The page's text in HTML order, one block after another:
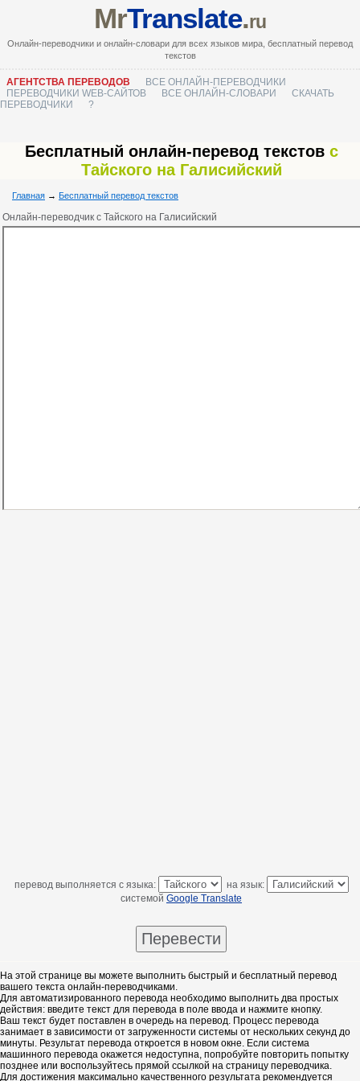
MrTranslate.ru
Онлайн-переводчики и онлайн-словари для всех языков мира, бесплатный перевод
текстов
АГЕНТСТВА ПЕРЕВОДОВ
ВСЕ ОНЛАЙН-ПЕРЕВОДЧИКИ
ПЕРЕВОДЧИКИ WEB-САЙТОВ
ВСЕ ОНЛАЙН-СЛОВАРИ
СКАЧАТЬ
ПЕРЕВОДЧИКИ
?
Бесплатный онлайн-перевод текстов с
Тайского на Галисийский
Главная → Бесплатный перевод текстов
Онлайн-переводчик с Тайского на Галисийский
перевод выполняется с языка:
на язык:
системой Google Translate
На этой странице вы можете выполнить быстрый и бесплатный перевод
вашего текста онлайн-переводчиками.
Для автоматизированного перевода необходимо выполнить два простых
действия: введите текст для перевода в поле ввода и нажмите кнопку.
Ваш текст будет поставлен в очередь на перевод. Процесс перевода
занимает в зависимости от загруженности системы от нескольких секунд до
минуты. Результат перевода откроется в новом окне. Если система
машинного перевода окажется недоступна, попробуйте повторить попытку
позднее или воспользуйтесь прямой ссылкой на страницу переводчика.
Для достижения максимально качественного результата рекомендуется